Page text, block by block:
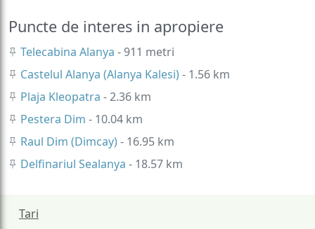
Puncte de interes in apropiere
Telecabina Alanya - 911 metri
Castelul Alanya (Alanya Kalesi)- 1.56 km
Plaja Kleopatra - 2.36 km
Pestera Dim - 10.04 km
Raul Dim (Dimcay)- 16.95 km
Delfinariul Sealanya - 18.57 km
Tari